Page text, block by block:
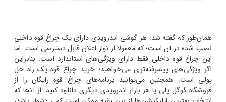
همان‌طور که گفته شد: هر گوشی اندرویدی دارای یک چراغ قوه داخلی
نصب شده در آن است؛ که معمولا از نوار اعلان قابل دسترسی است. اما
این چراغ قوه داخلی فقط دارای ویژگی‌های استاندارد است. بنابراین
اگر ویژگی‌های پیشرفته‌تری می‌خواهید؛ خرید چراغ قوه یک راه حل
پولی است. همچنین می‌توانید برنامه‌های چراغ قوه رایگان را از
فروشگاه گوگل پلی یا هر بازار اندرویدی دیگری دانلود کنید. از آنجا که